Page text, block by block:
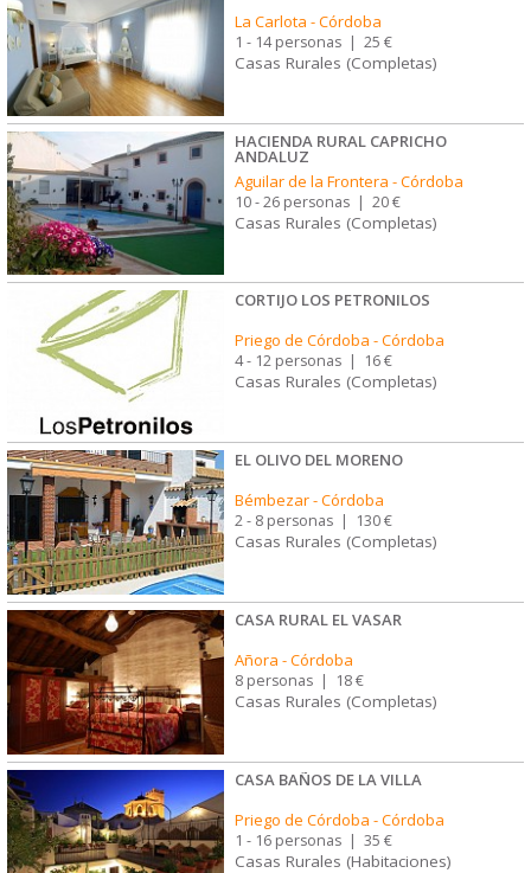
La Carlota -Córdoba
1 - 14 personas | 25 €
Casas Rurales (Completas)
HACIENDA RURAL CAPRICHO
ANDALUZ
Aguilar de la Frontera -Córdoba
10 - 26 personas | 20 €
Casas Rurales (Completas)
CORTIJO LOS PETRONILOS
Priego de Córdoba -Córdoba
4 - 12 personas | 16 €
Casas Rurales (Completas)
EL OLIVO DEL MORENO
Bémbezar-Córdoba
2 - 8 personas | 130 €
Casas Rurales (Completas)
CASA RURAL EL VASAR
Añora -Córdoba
8 personas | 18 €
Casas Rurales (Completas)
CASA BAÑOS DE LA VILLA
Priego de Córdoba -Córdoba
1 - 16 personas | 35 €
Casas Rurales (Habitaciones)